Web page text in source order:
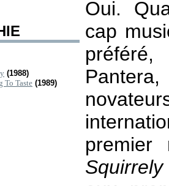
(1988)
To Taste (1989)
Oui.
cap